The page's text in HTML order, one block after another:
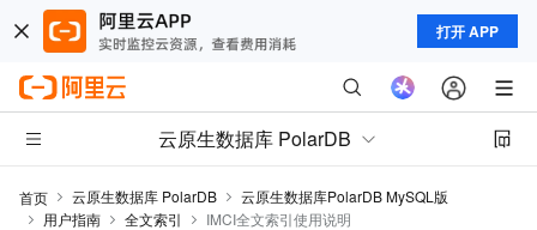
打开 APP
云原生数据库 PolarDB
首页 云原生数据库 PolarDB
云原生数据库PolarDB MySQL版
用户指南
全文索引 IMCI全文索引使用说明